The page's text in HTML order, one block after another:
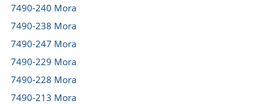
7490-240 Mora
7490-238 Mora
7490-247 Mora
7490-229 Mora
7490-228 Mora
7490-213 Mora